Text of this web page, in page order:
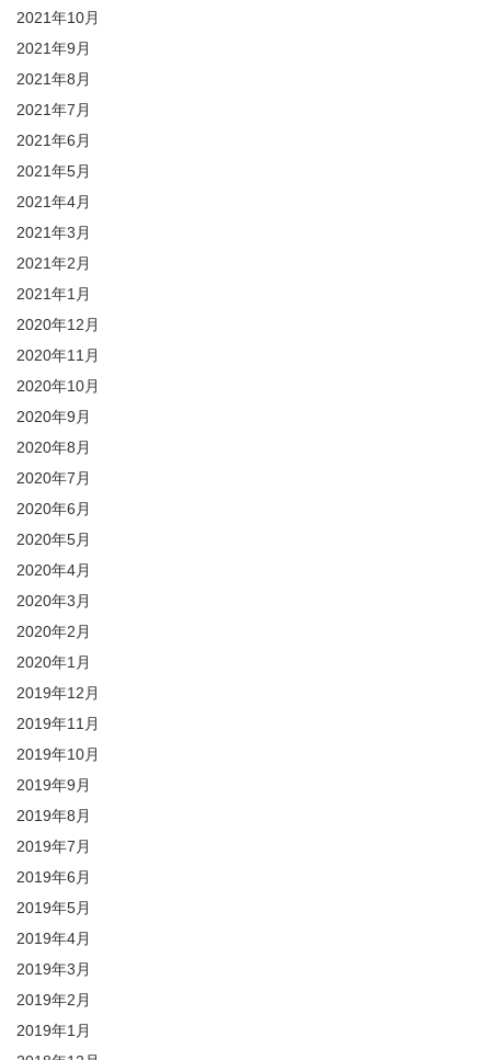
2021年10月
2021年9月
2021年8月
2021年7月
2021年6月
2021年5月
2021年4月
2021年3月
2021年2月
2021年1月
2020年12月
2020年11月
2020年10月
2020年9月
2020年8月
2020年7月
2020年6月
2020年5月
2020年4月
2020年3月
2020年2月
2020年1月
2019年12月
2019年11月
2019年10月
2019年9月
2019年8月
2019年7月
2019年6月
2019年5月
2019年4月
2019年3月
2019年2月
2019年1月